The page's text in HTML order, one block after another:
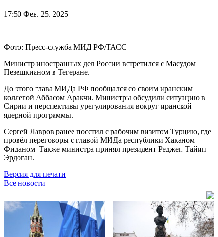
17:50 Фев. 25, 2025
Фото: Пресс-служба МИД РФ/ТАСС
Министр иностранных дел России встретился с Масудом
Пезешкианом в Тегеране.
До этого глава МИДа РФ пообщался со своим иранским
коллегой Аббасом Аракчи. Министры обсудили ситуацию в
Сирии и перспективы урегулирования вокруг иранской
ядерной программы.
Сергей Лавров ранее посетил с рабочим визитом Турцию, где
провёл переговоры с главой МИДа республики Хаканом
Фиданом. Также министра принял президент Реджеп Тайип
Эрдоган.
Версия для печати
Все новости